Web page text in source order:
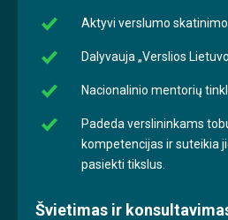
Aktyvi verslumo skatinimo
Dalyvauja „Verslios
Nacionalinio mentorių
Padeda verslininkams
kompetencijas ir suteikia
pasiekti tikslus.
Švietimas ir